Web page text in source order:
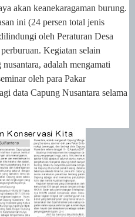
akan keanekaragaman burung.
ini (24 persen total jenis
oleh Peraturan Desa
Kegiatan selain
adalah mengamati
oleh para Pakar
data Capung Nusantara selama